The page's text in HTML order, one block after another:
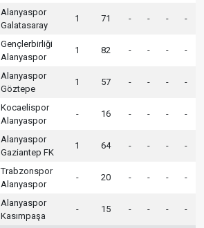
Alanyaspor
Galatasaray
1 71 - - - -
Gençlerbirliği
Alanyaspor
1 82 - - - -
Alanyaspor
Göztepe
1 57 - - - -
Kocaelispor
Alanyaspor
- 16 - - - -
Alanyaspor
Gaziantep FK
1 64 - - - -
Trabzonspor
Alanyaspor
- 20 - - - -
Alanyaspor
Kasımpaşa
- 15 - - - -